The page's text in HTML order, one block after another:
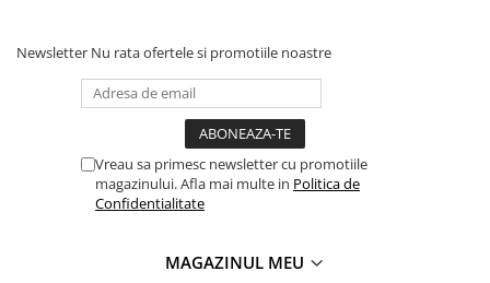
Newsletter Nu rata ofertele si promotiile noastre
Vreau sa primesc newsletter cu promotiile
magazinului. Afla mai multe in Politica de
Confidentialitate
MAGAZINUL MEU